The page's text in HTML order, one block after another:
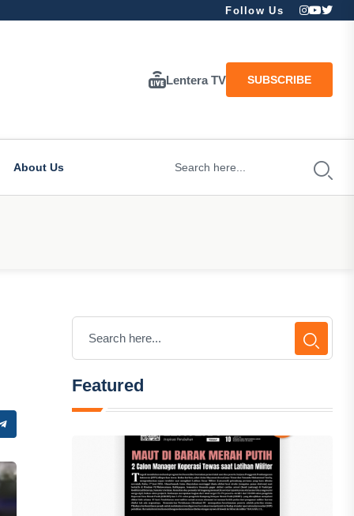
Follow Us
Lentera TV SUBSCRIBE
About Us
Featured